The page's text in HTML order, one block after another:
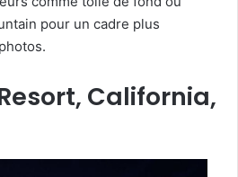
pour un cadre plus
California,